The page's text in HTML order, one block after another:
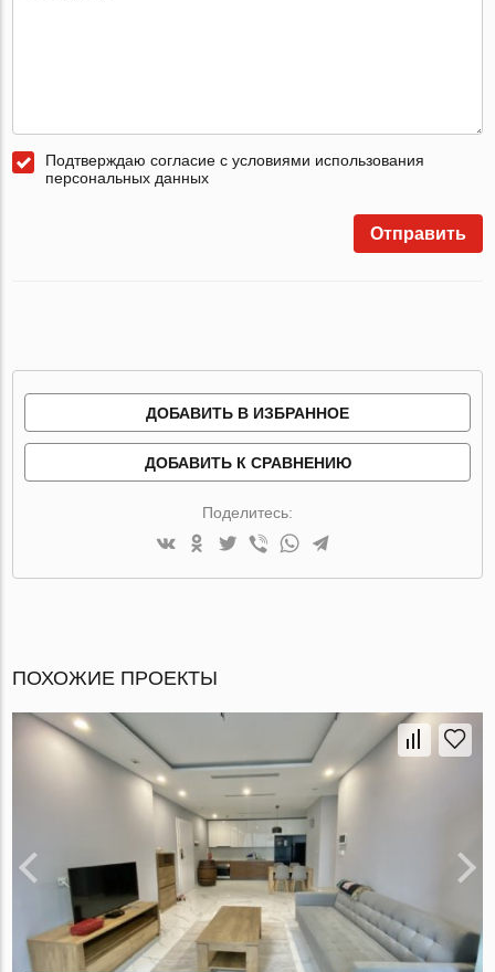
Подтверждаю согласие с условиями использования
персональных данных
Отправить
ДОБАВИТЬ В ИЗБРАННОЕ
ДОБАВИТЬ К СРАВНЕНИЮ
Поделитесь:
ПОХОЖИЕ ПРОЕКТЫ